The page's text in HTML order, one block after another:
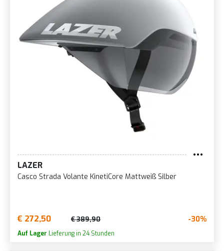
LAZER
Casco Strada Volante KinetiCore Mattweiß Silber
€ 272,50 € 389,90 -30%
Auf Lager Lieferung in 24 Stunden